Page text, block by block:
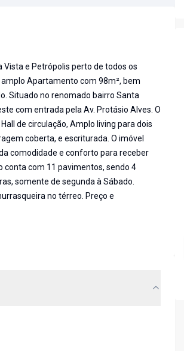
Vista e Petrópolis perto de todos os
Apartamento com 98m², bem
Situado no renomado bairro Santa
com entrada pela Av. Protásio Alves. O
de circulação, Amplo living para dois
coberta, e escriturada. O imóvel
comodidade e conforto para receber
com 11 pavimentos, sendo 4
somente de segunda à Sábado.
no térreo. Preço e